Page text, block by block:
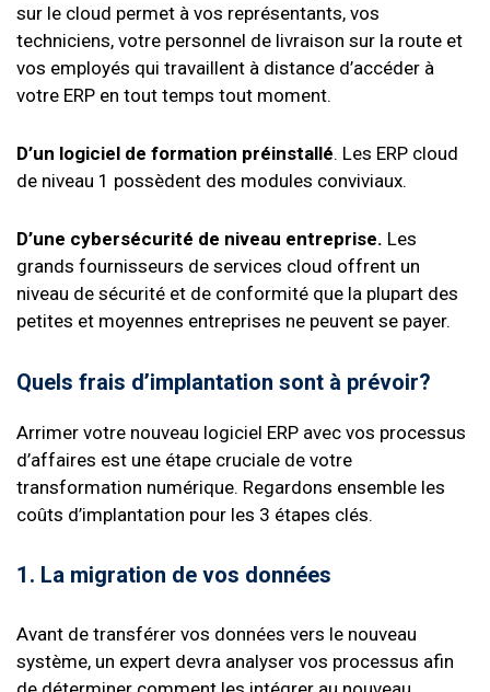
sur le cloud permet à vos représentants, vos
techniciens, votre personnel de livraison sur la route et
vos employés qui travaillent à distance d’accéder à
votre ERP en tout temps tout moment.
D’un logiciel de formation préinstallé. Les ERP cloud
de niveau 1 possèdent des modules conviviaux.
D’une cybersécurité de niveau entreprise. Les
grands fournisseurs de services cloud offrent un
niveau de sécurité et de conformité que la plupart des
petites et moyennes entreprises ne peuvent se payer.
Quels frais d’implantation sont à prévoir?
Arrimer votre nouveau logiciel ERP avec vos processus
d’affaires est une étape cruciale de votre
transformation numérique. Regardons ensemble les
coûts d’implantation pour les 3 étapes clés.
1. La migration de vos données
Avant de transférer vos données vers le nouveau
système, un expert devra analyser vos processus afin